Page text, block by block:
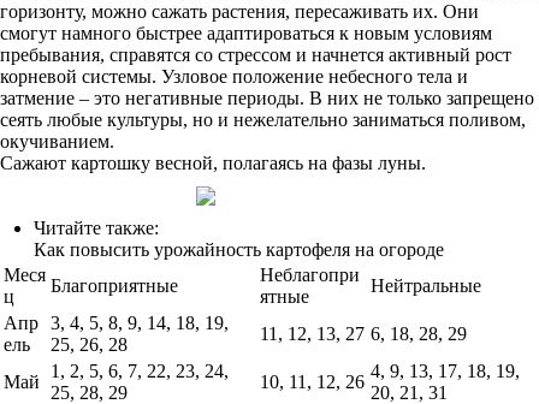
горизонту, можно сажать растения, пересаживать их. Они
смогут намного быстрее адаптироваться к новым условиям
пребывания, справятся со стрессом и начнется активный рост
корневой системы. Узловое положение небесного тела и
затмение – это негативные периоды. В них не только запрещено
сеять любые культуры, но и нежелательно заниматься поливом,
окучиванием.
Сажают картошку весной, полагаясь на фазы луны.
Читайте также:
Как повысить урожайность картофеля на огороде
Меся
ц
Благоприятные
Неблагопри
ятные
Нейтральные
Апр
ель
3, 4, 5, 8, 9, 14, 18, 19,
25, 26, 28
11, 12, 13, 27 6, 18, 28, 29
Май
1, 2, 5, 6, 7, 22, 23, 24,
25, 28, 29
10, 11, 12, 26
4, 9, 13, 17, 18, 19,
20, 21, 31